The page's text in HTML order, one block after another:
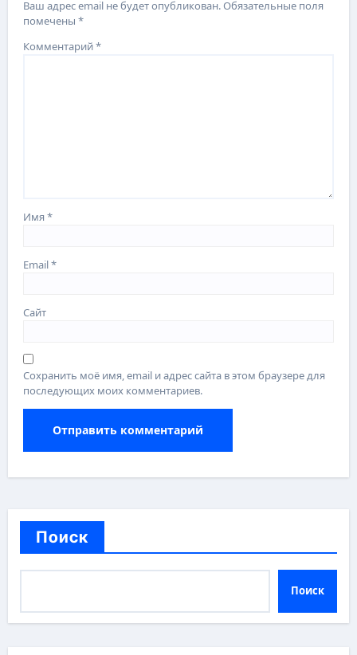
Ваш адрес email не будет опубликован.Обязательные поля
помечены*
Комментарий*
Имя*
Email*
Сайт
Сохранить моё имя, email и адрес сайта в этом браузере для
последующих моих комментариев.
Поиск
Поиск